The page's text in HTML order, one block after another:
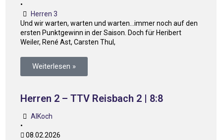
•
Herren 3
Und wir warten, warten und warten…immer noch auf den
ersten Punktgewinn in der Saison. Doch für Heribert
Weiler, René Ast, Carsten Thul,
Weiterlesen »
Herren 2 – TTV Reisbach 2 | 8:8
AlKoch
•
08.02.2026